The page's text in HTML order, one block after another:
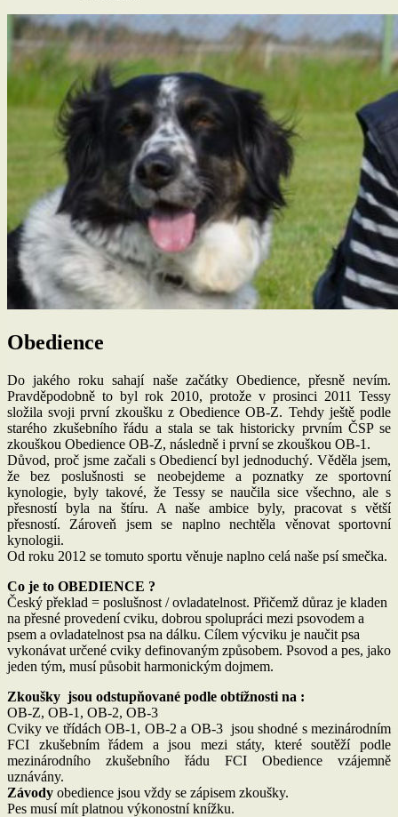
Obedience
Do jakého roku sahají naše začátky Obedience, přesně nevím.
Pravděpodobně to byl rok 2010, protože v prosinci 2011 Tessy
složila svoji první zkoušku z Obedience OB-Z. Tehdy ještě podle
starého zkušebního řádu a stala se tak historicky prvním ČSP se
zkouškou Obedience OB-Z, následně i první se zkouškou OB-1.
Důvod, proč jsme začali s Obediencí byl jednoduchý. Věděla jsem,
že bez poslušnosti se neobejdeme a poznatky ze sportovní
kynologie, byly takové, že Tessy se naučila sice všechno, ale s
přesností byla na štíru. A naše ambice byly, pracovat s větší
přesností. Zároveň jsem se naplno nechtěla věnovat sportovní
kynologii.
Od roku 2012 se tomuto sportu věnuje naplno celá naše psí smečka.
Co je to OBEDIENCE ?
Český překlad = poslušnost / ovladatelnost. Přičemž důraz je kladen
na přesné provedení cviku, dobrou spolupráci mezi psovodem a
psem a ovladatelnost psa na dálku. Cílem výcviku je naučit psa
vykonávat určené cviky definovaným způsobem. Psovod a pes, jako
jeden tým, musí působit harmonickým dojmem.
Zkoušky jsou odstupňované podle obtížnosti na :
OB-Z, OB-1, OB-2, OB-3
Cviky ve třídách OB-1, OB-2 a OB-3 jsou shodné s mezinárodním
FCI zkušebním řádem a jsou mezi státy, které soutěží podle
mezinárodního zkušebního řádu FCI Obedience vzájemně
uznávány.
Závody obedience jsou vždy se zápisem zkoušky.
Pes musí mít platnou výkonostní knížku.